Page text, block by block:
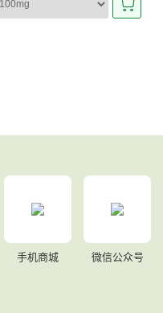
手机商城 微信公众号